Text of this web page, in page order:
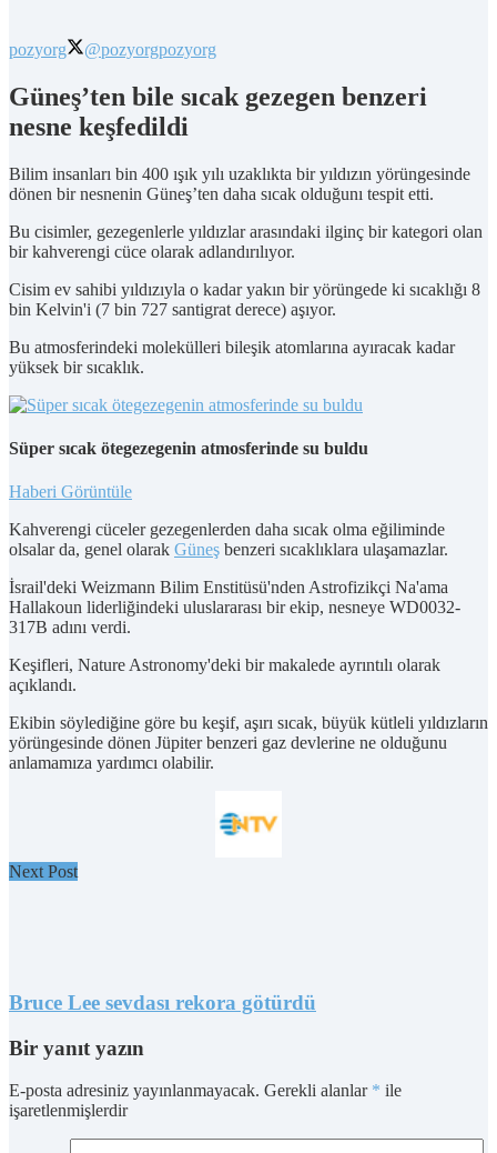
pozyorg @pozyorgpozyorg
Güneş’ten bile sıcak gezegen benzeri
nesne keşfedildi
Bilim insanları bin 400 ışık yılı uzaklıkta bir yıldızın yörüngesinde
dönen bir nesnenin Güneş’ten daha sıcak olduğunı tespit etti.
Bu cisimler, gezegenlerle yıldızlar arasındaki ilginç bir kategori olan
bir kahverengi cüce olarak adlandırılıyor.
Cisim ev sahibi yıldızıyla o kadar yakın bir yörüngede ki sıcaklığı 8
bin Kelvin'i (7 bin 727 santigrat derece) aşıyor.
Bu atmosferindeki molekülleri bileşik atomlarına ayıracak kadar
yüksek bir sıcaklık.
Süper sıcak ötegezegenin atmosferinde su buldu
Haberi Görüntüle
Kahverengi cüceler gezegenlerden daha sıcak olma eğiliminde
olsalar da, genel olarak Güneş benzeri sıcaklıklara ulaşamazlar.
İsrail'deki Weizmann Bilim Enstitüsü'nden Astrofizikçi Na'ama
Hallakoun liderliğindeki uluslararası bir ekip, nesneye WD0032-
317B adını verdi.
Keşifleri, Nature Astronomy'deki bir makalede ayrıntılı olarak
açıklandı.
Ekibin söylediğine göre bu keşif, aşırı sıcak, büyük kütleli yıldızların
yörüngesinde dönen Jüpiter benzeri gaz devlerine ne olduğunu
anlamamıza yardımcı olabilir.
Next Post
Bruce Lee sevdası rekora götürdü
Bir yanıt yazın
E-posta adresiniz yayınlanmayacak. Gerekli alanlar * ile
işaretlenmişlerdir